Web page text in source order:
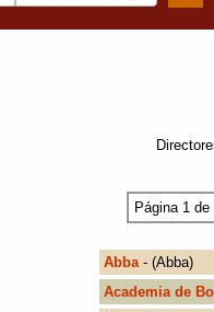
Página 1 de
Abba- (Abba)
Academia de